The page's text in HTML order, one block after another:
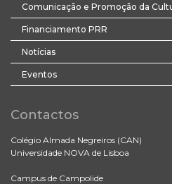
Comunicação e Promoção da
Financiamento PRR
Notícias
Eventos
Contactos
Colégio Almada Negreiros (CAN)
Universidade NOVA de Lisboa
Campus de Campolide